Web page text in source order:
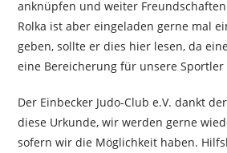
anknüpfen und weiter
Rolka ist aber eingeladen gerne mal
geben, sollte er dies hier lesen, da
eine Bereicherung für unsere Sportler
Der Einbecker Judo-Club e.V. dankt
diese Urkunde, wir werden gerne
sofern wir die Möglichkeit haben.